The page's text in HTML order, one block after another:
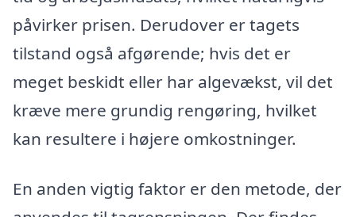
påvirker prisen. Derudover er tagets
tilstand også afgørende; hvis det er
meget beskidt eller har algevækst, vil det
kræve mere grundig rengøring, hvilket
kan resultere i højere omkostninger.
En anden vigtig faktor er den metode, der